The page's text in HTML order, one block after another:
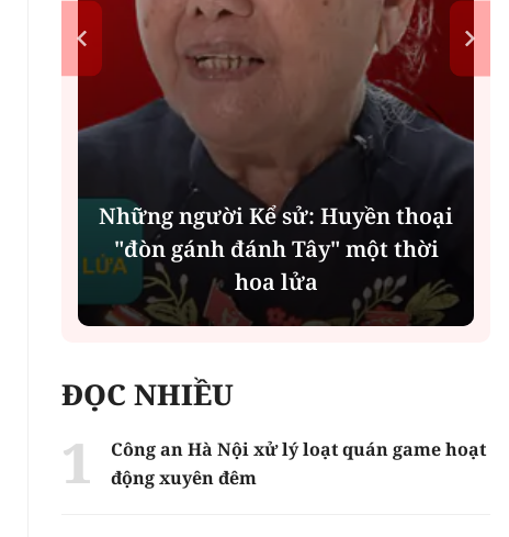
Những người Kể sử: Huyền thoại
"đòn gánh đánh Tây" một thời
hoa lửa
ĐỌC NHIỀU
Công an Hà Nội xử lý loạt quán game hoạt
động xuyên đêm